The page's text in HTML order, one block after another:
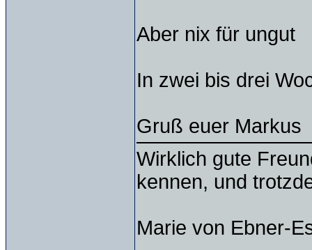
Aber nix für ungut
In zwei bis drei
Gruß euer Markus
Wirklich gute
kennen, und
Marie von Ebner-